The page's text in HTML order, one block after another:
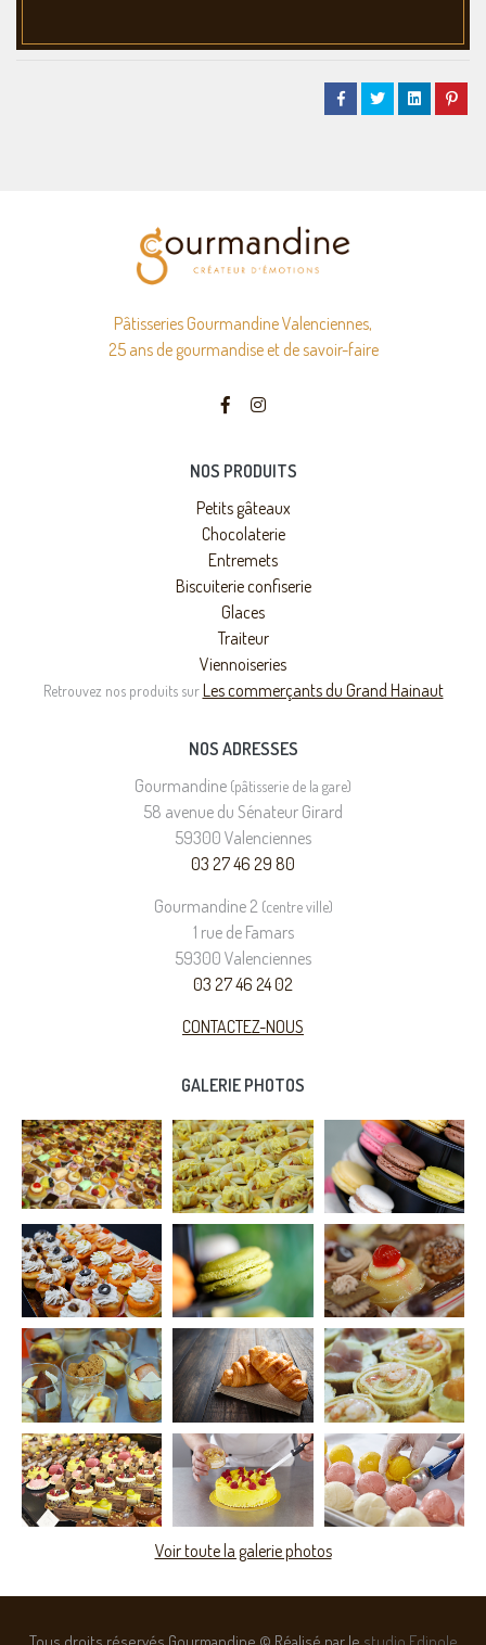
Pâtisseries Gourmandine Valenciennes,
25 ans de gourmandise et de savoir-faire
NOS PRODUITS
Petits gâteaux
Chocolaterie
Entremets
Biscuiterie confiserie
Glaces
Traiteur
Viennoiseries
Retrouvez nos produits surLes commerçants du Grand Hainaut
NOS ADRESSES
Gourmandine (pâtisserie de la gare)
58 avenue du Sénateur Girard
59300 Valenciennes
03 27 46 29 80
Gourmandine 2 (centre ville)
1 rue de Famars
59300 Valenciennes
03 27 46 24 02
CONTACTEZ-NOUS
GALERIE PHOTOS
Voir toute la galerie photos